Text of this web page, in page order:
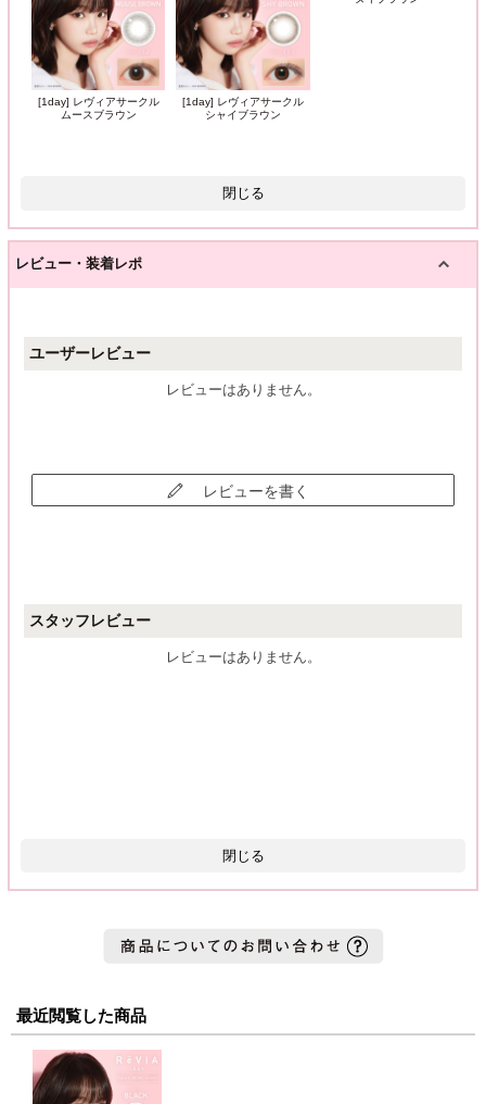
[1day] レヴィアサークル
ムースブラウン
[1day] レヴィアサークル
シャイブラウン
閉じる
レビュー・装着レポ
ユーザーレビュー
レビューはありません。
レビューを書く
スタッフレビュー
レビューはありません。
閉じる
最近閲覧した商品